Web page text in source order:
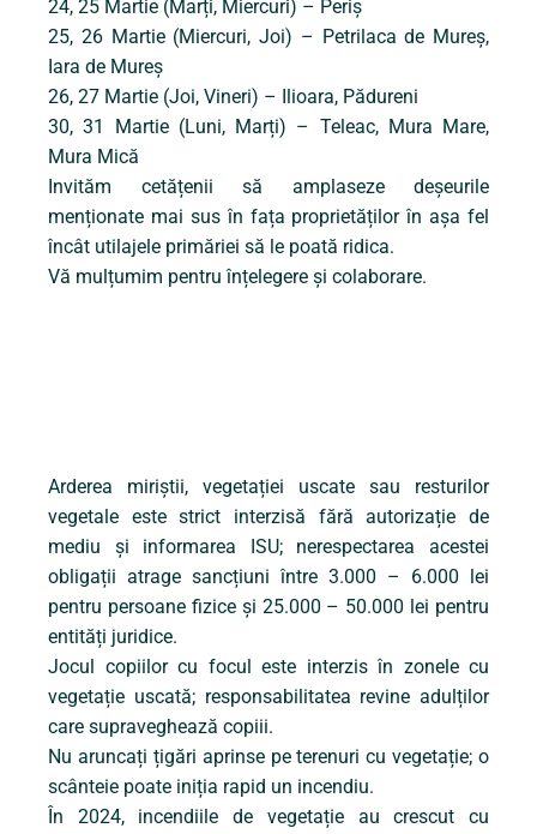
24, 25 Martie (Marți, Miercuri) – Periș
25, 26 Martie (Miercuri, Joi) – Petrilaca de Mureș,
Iara de Mureș
26, 27 Martie (Joi, Vineri) – Ilioara, Pădureni
30, 31 Martie (Luni, Marți) – Teleac, Mura Mare,
Mura Mică
Invităm cetățenii să amplaseze deșeurile
menționate mai sus în fața proprietăților în așa fel
încât utilajele primăriei să le poată ridica.
Vă mulțumim pentru înțelegere și colaborare.
Arderea miriștii, vegetației uscate sau resturilor
vegetale este strict interzisă fără autorizație de
mediu și informarea ISU; nerespectarea acestei
obligații atrage sancțiuni între 3.000 – 6.000 lei
pentru persoane fizice și 25.000 – 50.000 lei pentru
entități juridice.
Jocul copiilor cu focul este interzis în zonele cu
vegetație uscată; responsabilitatea revine adulților
care supraveghează copiii.
Nu aruncați țigări aprinse pe terenuri cu vegetație; o
scânteie poate iniția rapid un incendiu.
În 2024, incendiile de vegetație au crescut cu